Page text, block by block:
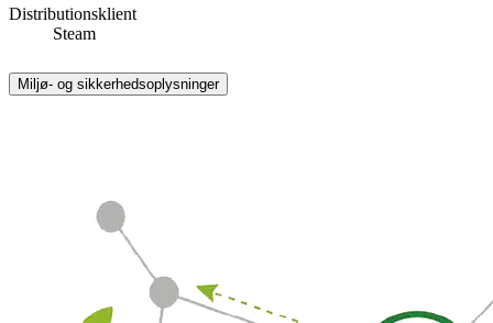
Distributionsklient
Steam
Miljø- og sikkerhedsoplysninger